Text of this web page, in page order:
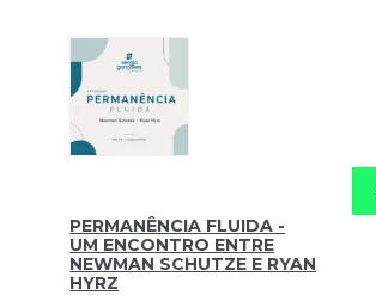
PERMANÊNCIA FLUIDA -
UM ENCONTRO ENTRE
NEWMAN SCHUTZE E RYAN
HYRZ